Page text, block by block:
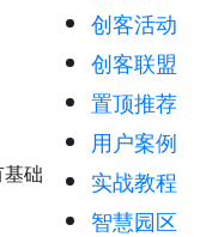
础
创客活动
创客联盟
置顶推荐
用户案例
实战教程
智慧园区